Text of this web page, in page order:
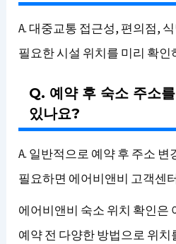
A. 대중교통 접근성, 편의점,
필요한 시설 위치를 미리 확인
Q. 예약 후 숙소 주소
있나요?
A. 일반적으로 예약 후 주소
필요하면 에어비앤비 고객센
에어비앤비 숙소 위치 확인은
예약 전 다양한 방법으로 위